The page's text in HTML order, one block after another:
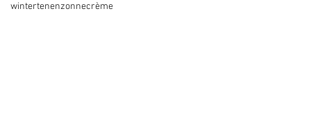
wintertenenzonnecrème